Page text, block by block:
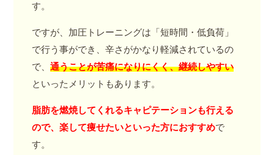
す。
ですが、加圧トレーニングは「短時間・低負荷」
で行う事ができ、辛さがかなり軽減されているの
で、 通うことが苦痛になりにくく、継続しやすい
といったメリットもあります。
脂肪を燃焼してくれるキャピテーションも行える
ので、楽して痩せたいといった方におすすめで
す。